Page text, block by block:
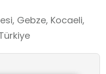
Gebze, Kocaeli,